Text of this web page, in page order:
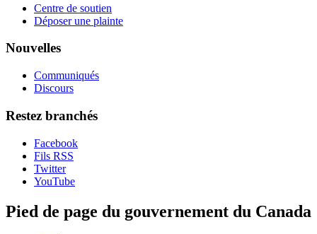
Centre de soutien
Déposer une plainte
Nouvelles
Communiqués
Discours
Restez branchés
Facebook
Fils RSS
Twitter
YouTube
Pied de page du gouvernement du Canada